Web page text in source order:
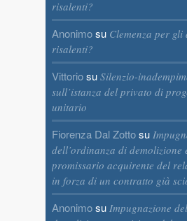
risalenti?
Anonimosu Clemenza per
risalenti?
Vittoriosu Silenzio-
sull’istanza del privato di
unitario
Fiorenza Dal Zottosu
dell’ordinanza di demolizione
promissario acquirente del
in forza di un contratto già
Anonimosu Impugnazione